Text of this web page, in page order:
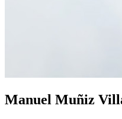
Manuel Muñiz